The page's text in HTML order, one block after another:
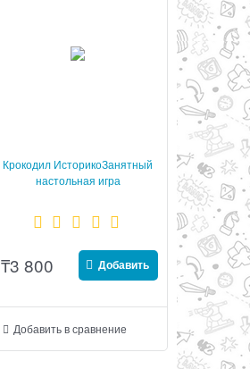
Крокодил ИсторикоЗанятный
настольная игра
₸3 800 Добавить
Добавить в сравнение